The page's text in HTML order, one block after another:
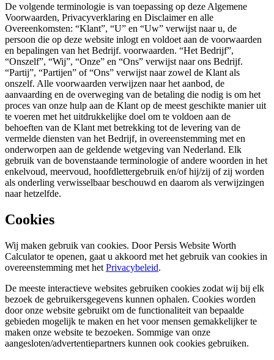
De volgende terminologie is van toepassing op deze Algemene
Voorwaarden, Privacyverklaring en Disclaimer en alle
Overeenkomsten: “Klant”, “U” en “Uw” verwijst naar u, de
persoon die op deze website inlogt en voldoet aan de voorwaarden
en bepalingen van het Bedrijf. voorwaarden. “Het Bedrijf”,
“Onszelf”, “Wij”, “Onze” en “Ons” verwijst naar ons Bedrijf.
“Partij”, “Partijen” of “Ons” verwijst naar zowel de Klant als
onszelf. Alle voorwaarden verwijzen naar het aanbod, de
aanvaarding en de overweging van de betaling die nodig is om het
proces van onze hulp aan de Klant op de meest geschikte manier uit
te voeren met het uitdrukkelijke doel om te voldoen aan de
behoeften van de Klant met betrekking tot de levering van de
vermelde diensten van het Bedrijf, in overeenstemming met en
onderworpen aan de geldende wetgeving van Nederland. Elk
gebruik van de bovenstaande terminologie of andere woorden in het
enkelvoud, meervoud, hoofdlettergebruik en/of hij/zij of zij worden
als onderling verwisselbaar beschouwd en daarom als verwijzingen
naar hetzelfde.
Cookies
Wij maken gebruik van cookies. Door Persis Website Worth
Calculator te openen, gaat u akkoord met het gebruik van cookies in
overeenstemming met het Privacybeleid.
De meeste interactieve websites gebruiken cookies zodat wij bij elk
bezoek de gebruikersgegevens kunnen ophalen. Cookies worden
door onze website gebruikt om de functionaliteit van bepaalde
gebieden mogelijk te maken en het voor mensen gemakkelijker te
maken onze website te bezoeken. Sommige van onze
aangesloten/advertentiepartners kunnen ook cookies gebruiken.